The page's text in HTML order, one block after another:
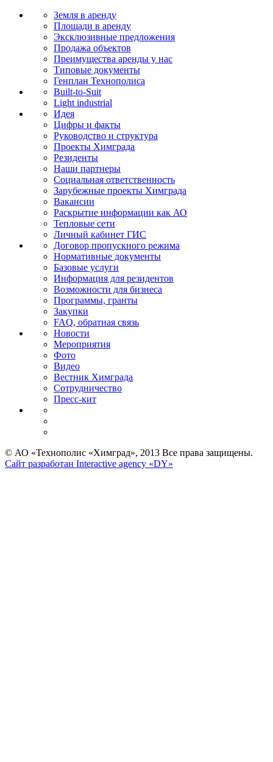
Земля в аренду
Площади в аренду
Эксклюзивные предложения
Продажа объектов
Преимущества аренды у нас
Типовые документы
Генплан Технополиса
Built-to-Suit
Light industrial
Идея
Цифры и факты
Руководство и структура
Проекты Химграда
Резиденты
Наши партнеры
Социальная ответственность
Зарубежные проекты Химграда
Вакансии
Раскрытие информации как АО
Тепловые сети
Личный кабинет ГИС
Договор пропускного режима
Нормативные документы
Базовые услуги
Информация для резидентов
Возможности для бизнеса
Программы, гранты
Закупки
FAQ, обратная связь
Новости
Мероприятия
Фото
Видео
Вестник Химграда
Сотрудничество
Пресс-кит
© АО «Технополис «Химград», 2013 Все права защищены.
Сайт разработан Interactive agency «DY»